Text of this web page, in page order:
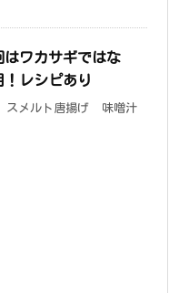
はワカサギではな
！レシピあり
メルト唐揚げ 味噌汁